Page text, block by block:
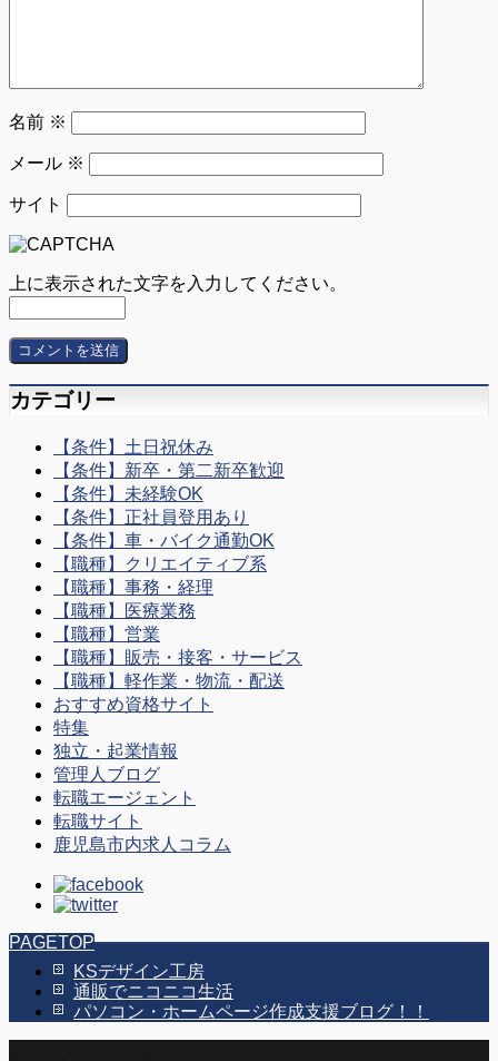
名前 ※
メール ※
サイト
上に表示された文字を入力してください。
カテゴリー
【条件】土日祝休み
【条件】新卒・第二新卒歓迎
【条件】未経験OK
【条件】正社員登用あり
【条件】車・バイク通勤OK
【職種】クリエイティブ系
【職種】事務・経理
【職種】医療業務
【職種】営業
【職種】販売・接客・サービス
【職種】軽作業・物流・配送
おすすめ資格サイト
特集
独立・起業情報
管理人ブログ
転職エージェント
転職サイト
鹿児島市内求人コラム
PAGETOP
KSデザイン工房
通販でニコニコ生活
パソコン・ホームページ作成支援ブログ！！